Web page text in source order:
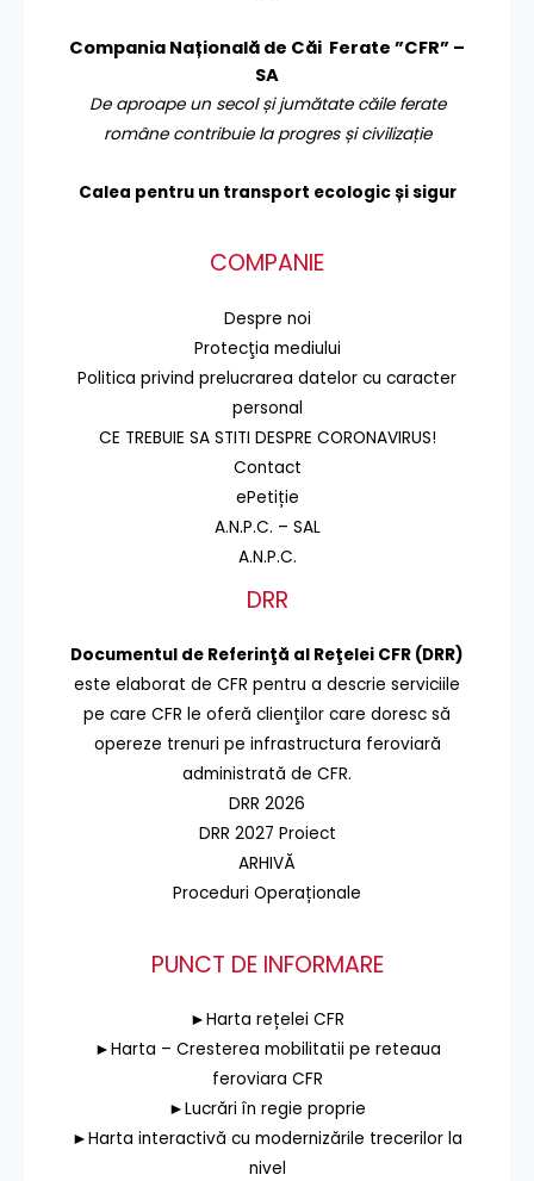
Compania Națională de Căi Ferate ”CFR” –
SA
De aproape un secol și jumătate căile ferate
române contribuie la progres și civilizație
Calea pentru un transport ecologic și sigur
COMPANIE
Despre noi
Protecţia mediului
Politica privind prelucrarea datelor cu caracter
personal
CE TREBUIE SA STITI DESPRE CORONAVIRUS!
Contact
ePetiție
A.N.P.C. – SAL
A.N.P.C.
DRR
Documentul de Referinţă al Reţelei CFR (DRR)
este elaborat de CFR pentru a descrie serviciile
pe care CFR le oferă clienţilor care doresc să
opereze trenuri pe infrastructura feroviară
administrată de CFR.
DRR 2026
DRR 2027 Proiect
ARHIVĂ
Proceduri Operaționale
PUNCT DE INFORMARE
►Harta rețelei CFR
►Harta – Cresterea mobilitatii pe reteaua
feroviara CFR
►Lucrări în regie proprie
►Harta interactivă cu modernizările trecerilor la
nivel